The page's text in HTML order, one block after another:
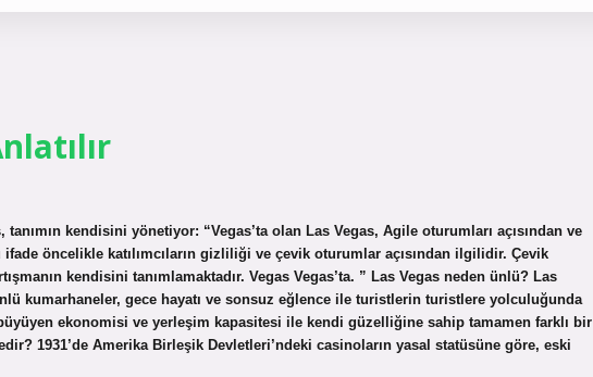
tanımın kendisini yönetiyor: “Vegas’ta olan Las Vegas, Agile oturumları açısından ve
öncelikle katılımcıların gizliliği ve çevik oturumlar açısından ilgilidir. Çevik
kendisini tanımlamaktadır. Vegas Vegas’ta. ” Las Vegas neden ünlü? Las
kumarhaneler, gece hayatı ve sonsuz eğlence ile turistlerin turistlere yolculuğunda
ekonomisi ve yerleşim kapasitesi ile kendi güzelliğine sahip tamamen farklı bir
1931’de Amerika Birleşik Devletleri’ndeki casinoların yasal statüsüne göre, eski